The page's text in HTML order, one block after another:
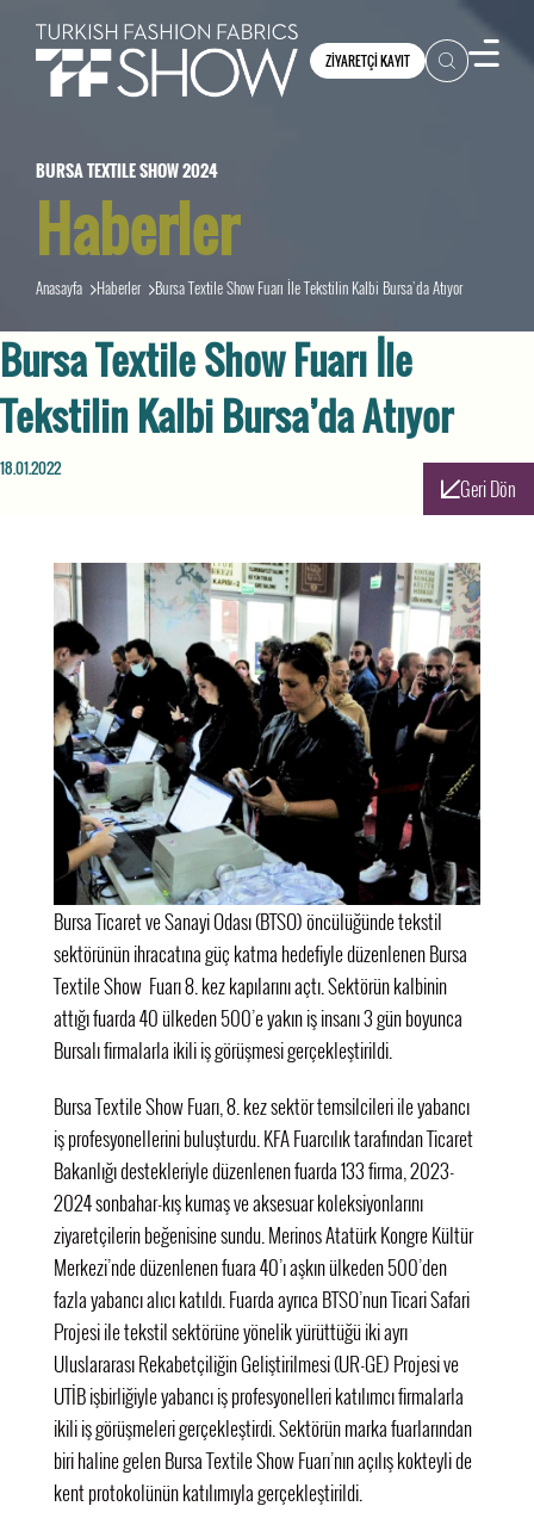
ZİYARETÇİ KAYIT
BURSA TEXTILE SHOW 2024
Haberler
Anasayfa Haberler Bursa Textile Show Fuarı İle Tekstilin Kalbi Bursa’da Atıyor
Bursa Textile Show Fuarı İle
Tekstilin Kalbi Bursa’da Atıyor
18.01.2022
Geri Dön
Bursa Ticaret ve Sanayi Odası (BTSO) öncülüğünde tekstil
sektörünün ihracatına güç katma hedefiyle düzenlenen Bursa
Textile Show Fuarı 8. kez kapılarını açtı. Sektörün kalbinin
attığı fuarda 40 ülkeden 500’e yakın iş insanı 3 gün boyunca
Bursalı firmalarla ikili iş görüşmesi gerçekleştirildi.
Bursa Textile Show Fuarı, 8. kez sektör temsilcileri ile yabancı
iş profesyonellerini buluşturdu. KFA Fuarcılık tarafından Ticaret
Bakanlığı destekleriyle düzenlenen fuarda 133 firma, 2023-
2024 sonbahar-kış kumaş ve aksesuar koleksiyonlarını
ziyaretçilerin beğenisine sundu. Merinos Atatürk Kongre Kültür
Merkezi’nde düzenlenen fuara 40’ı aşkın ülkeden 500’den
fazla yabancı alıcı katıldı. Fuarda ayrıca BTSO’nun Ticari Safari
Projesi ile tekstil sektörüne yönelik yürüttüğü iki ayrı
Uluslararası Rekabetçiliğin Geliştirilmesi (UR-GE) Projesi ve
UTİB işbirliğiyle yabancı iş profesyonelleri katılımcı firmalarla
ikili iş görüşmeleri gerçekleştirdi. Sektörün marka fuarlarından
biri haline gelen Bursa Textile Show Fuarı’nın açılış kokteyli de
kent protokolünün katılımıyla gerçekleştirildi.